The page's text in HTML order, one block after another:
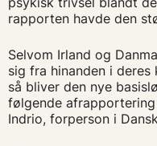
rapporten havde den
Selvom Irland og
sig fra hinanden i
så bliver den nye
følgende
Indrio, forperson i